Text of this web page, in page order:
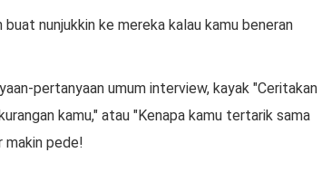
buat nunjukkin ke mereka kalau kamu beneran
pertanyaan umum interview, kayak "Ceritakan
kamu," atau "Kenapa kamu tertarik sama
makin pede!